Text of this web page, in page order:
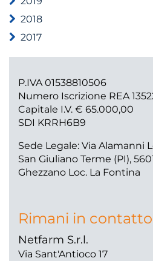
2018
2017
P.IVA 01538810506
Numero Iscrizione REA
Capitale I.V. € 65.000,00
SDI KRRH6B9
Sede Legale: Via Alamanni
San Giuliano Terme (PI),
Ghezzano Loc. La Fontina
Rimani in contatto
Netfarm S.r.l.
Via Sant'Antioco 17